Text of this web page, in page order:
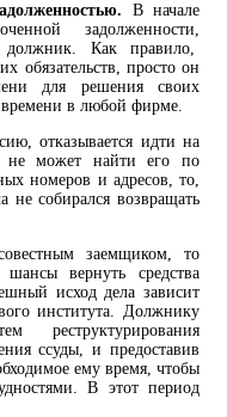
В начале
задолженности,
должник. Как правило,
обязательств, просто он
для решения своих
времени в любой фирме.
отказывается идти на
не может найти его по
номеров и адресов, то,
не собирался возвращать
заемщиком, то
вернуть средства
исход дела зависит
института. Должнику
ссуды, и предоставив
ему время, чтобы
В этот период